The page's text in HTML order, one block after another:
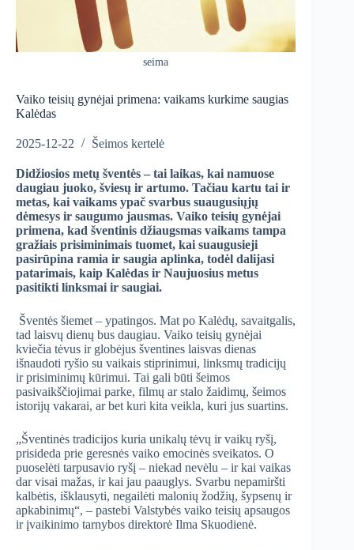
seima
Vaiko teisių gynėjai primena: vaikams kurkime saugias
Kalėdas
2025-12-22 Šeimos kertelė
Didžiosios metų šventės – tai laikas, kai namuose
daugiau juoko, šviesų ir artumo. Tačiau kartu tai ir
metas, kai vaikams ypač svarbus suaugusiųjų
dėmesys ir saugumo jausmas. Vaiko teisių gynėjai
primena, kad šventinis džiaugsmas vaikams tampa
gražiais prisiminimais tuomet, kai suaugusieji
pasirūpina ramia ir saugia aplinka, todėl dalijasi
patarimais, kaip Kalėdas ir Naujuosius metus
pasitikti linksmai ir saugiai.
Šventės šiemet – ypatingos. Mat po Kalėdų, savaitgalis,
tad laisvų dienų bus daugiau. Vaiko teisių gynėjai
kviečia tėvus ir globėjus šventines laisvas dienas
išnaudoti ryšio su vaikais stiprinimui, linksmų tradicijų
ir prisiminimų kūrimui. Tai gali būti šeimos
pasivaikščiojimai parke, filmų ar stalo žaidimų, šeimos
istorijų vakarai, ar bet kuri kita veikla, kuri jus suartins.
„Šventinės tradicijos kuria unikalų tėvų ir vaikų ryšį,
prisideda prie geresnės vaiko emocinės sveikatos. O
puoselėti tarpusavio ryšį – niekad nevėlu – ir kai vaikas
dar visai mažas, ir kai jau paauglys. Svarbu nepamiršti
kalbėtis, išklausyti, negailėti malonių žodžių, šypsenų ir
apkabinimų“, – pastebi Valstybės vaiko teisių apsaugos
ir įvaikinimo tarnybos direktorė Ilma Skuodienė.